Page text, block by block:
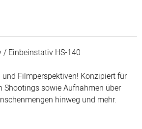
/ Einbeinstativ HS-140
Filmperspektiven! Konzipiert für
Shootings sowie Aufnahmen über
hinweg und mehr.